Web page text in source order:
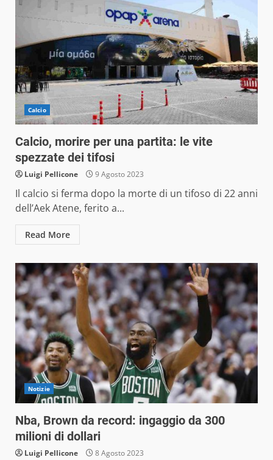
Calcio
Calcio, morire per una partita: le vite
spezzate dei tifosi
Luigi Pellicone 9 Agosto 2023
Il calcio si ferma dopo la morte di un tifoso di 22 anni
dell’Aek Atene, ferito a...
Read More
Notizie
Nba, Brown da record: ingaggio da 300
milioni di dollari
Luigi Pellicone 8 Agosto 2023